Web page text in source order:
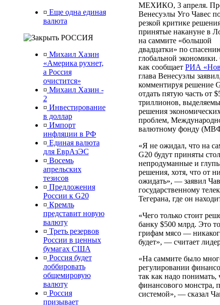
¤ Еще одна единая
валюта
РОССИЯ
¤ Михаил Хазин
«Америка рухнет,
а Россия
очистится»
¤ Михаил Хазин -
2
¤ Инвестирование
в доллар
¤ Импорт
инфляции в РФ
¤ Единая валюта
для ЕврАзЭС
¤ Восемь
апрельских
тезисов
¤ Предложения
России к G20
¤ Кремль
представит новую
валюту
¤ Треть резервов
России в ценных
бумагах США
¤ Россия будет
лоббировать
общемировую
валюту
¤ Россия
призывает
МЕХИКО, 3 апреля.
Венесуэлы Уго Чавес
резкой критике
принятые накануне в
на саммите «большой
двадцатки» по
глобальной
как сообщает РИА
глава Венесуэлы
комментируя решение
отдать пятую часть от
триллионов,
решения
проблем,
валютному фонду
«Я не ожидал, что на
G20 будут приняты
непродуманные и
решения, хотя, что от
ожидать», — заявил
государственному
Тегерана, где он
«Чего только стоит
банку $500 млрд. Это
грифам мясо —
будет», — считает
«На саммите было
регулировании
так как надо понимать,
финансового монстра,
системой», — сказал